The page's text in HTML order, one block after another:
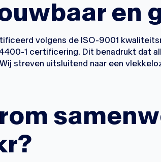
en
volgens de ISO-9001
4400-1 certificering. Dit benadrukt dat
streven uitsluitend naar een